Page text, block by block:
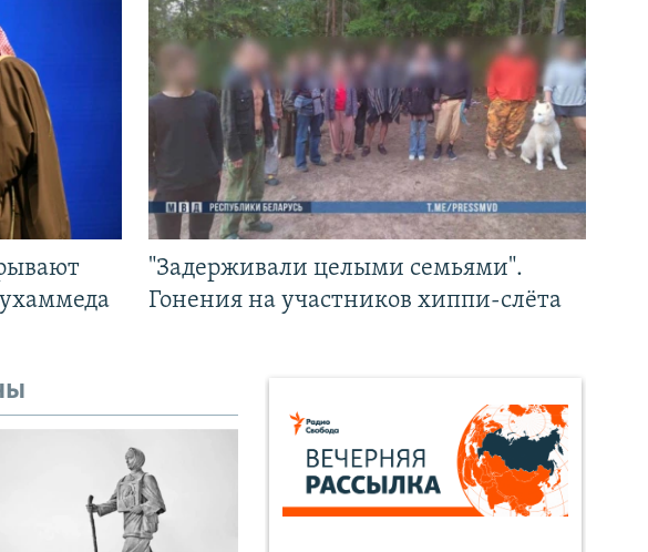
"Задерживали целыми семьями".
Гонения на участников хиппи-слёта